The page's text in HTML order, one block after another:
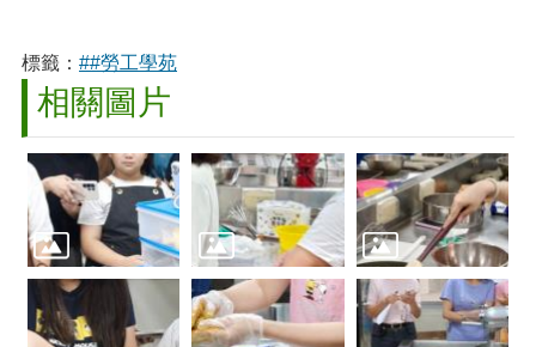
標籤： ##勞工學苑
相關圖片